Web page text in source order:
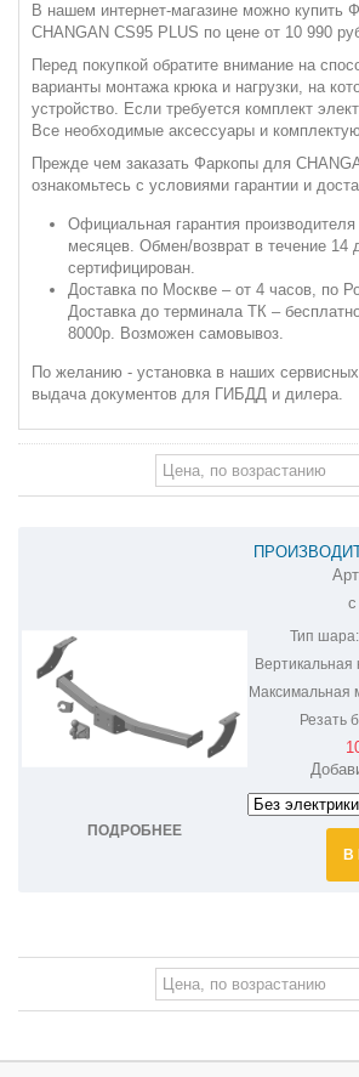
В нашем интернет-магазине можно купить
CHANGAN CS95 PLUS по цене от 10 990
Перед покупкой обратите внимание на
варианты монтажа крюка и нагрузки, на
устройство. Если требуется комплект
Все необходимые аксессуары и
Прежде чем заказать Фаркопы для
ознакомьтесь с условиями гарантии и
Официальная гарантия
месяцев. Обмен/возврат в течение 14
сертифицирован.
Доставка по Москве – от 4 часов, по
Доставка до терминала ТК –
8000р. Возможен самовывоз.
По желанию - установка в наших
выдача документов для ГИБДД и дилера.
ПОДРОБНЕЕ
ФАРКОП НА
с
Тип шара:
Вертикальная
Максимальная
Резать
В